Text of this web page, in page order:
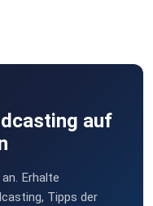
auf
Erhalte
Tipps der